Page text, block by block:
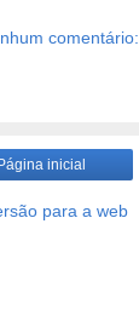
comentário:
Página inicial
para a web